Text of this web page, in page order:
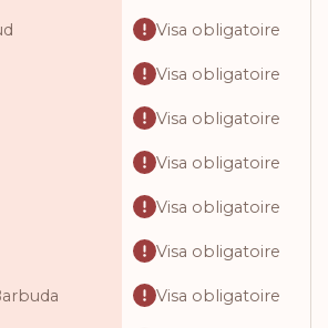
Visa obligatoire
Visa obligatoire
Visa obligatoire
Visa obligatoire
Visa obligatoire
Visa obligatoire
Visa obligatoire